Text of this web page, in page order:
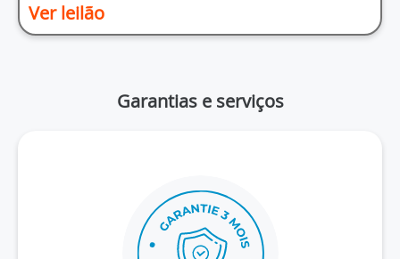
Ver leilão
Garantias e serviços